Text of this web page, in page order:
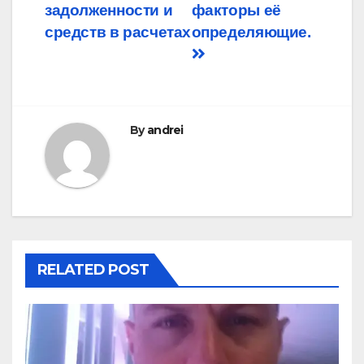
факторы её
определяющие.
задолженности и
средств в расчетах
Byandrei
RELATED POST